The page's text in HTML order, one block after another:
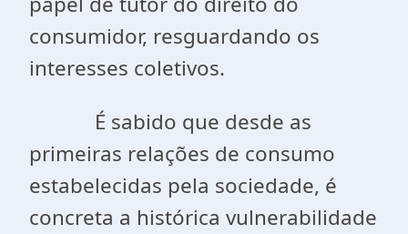
consumidor, resguardando os
interesses coletivos.
É sabido que desde as
primeiras relações de consumo
estabelecidas pela sociedade, é
concreta a histórica vulnerabilidade